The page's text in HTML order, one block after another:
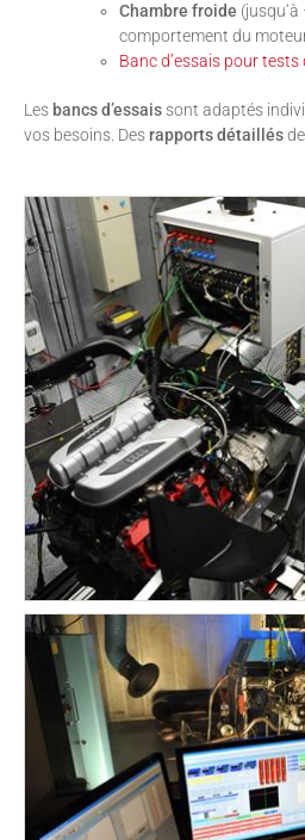
Chambre froide
comportement du
Banc d’essais pour
Les bancs d’essais sont adaptés
vos besoins. Des rapports détaillés